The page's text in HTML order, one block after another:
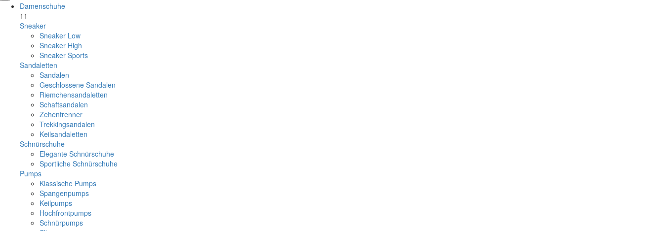
Damenschuhe
11
Sneaker
Sneaker Low
Sneaker High
Sneaker Sports
Sandaletten
Sandalen
Geschlossene Sandalen
Riemchensandaletten
Schaftsandalen
Zehentrenner
Trekkingsandalen
Keilsandaletten
Schnürschuhe
Elegante Schnürschuhe
Sportliche Schnürschuhe
Pumps
Klassische Pumps
Spangenpumps
Keilpumps
Hochfrontpumps
Schnürpumps